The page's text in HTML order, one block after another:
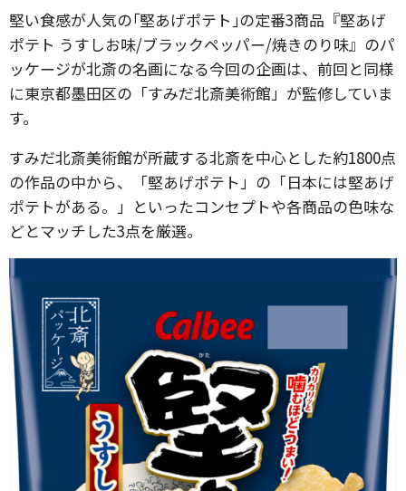
堅い食感が人気の｢堅あげポテト｣の定番3商品『堅あげ
ポテト うすしお味/ブラックペッパー/焼きのり味』のパ
ッケージが北斎の名画になる今回の企画は、前回と同様
に東京都墨田区の「すみだ北斎美術館」が監修していま
す。
すみだ北斎美術館が所蔵する北斎を中心とした約1800点
の作品の中から、「堅あげポテト」の「日本には堅あげ
ポテトがある。」といったコンセプトや各商品の色味な
どとマッチした3点を厳選。